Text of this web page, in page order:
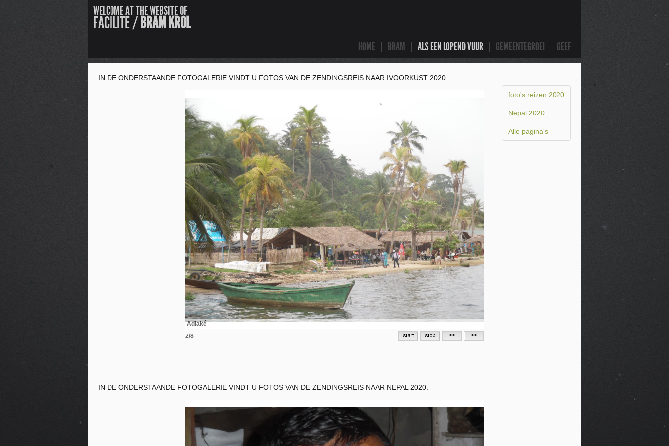
WELCOME AT THE WEBSITE OF
FACILITE / BRAM KROL
HOME BRAM ALS EEN LOPEND VUUR GEMEENTEGROEI GEEF
foto's reizen 2020
Nepal 2020
Alle pagina's
IN DE ONDERSTAANDE FOTOGALERIE VINDT U FOTOS VAN DE ZENDINGSREIS NAAR IVOORKUST 2020.
Adiaké
2/8
IN DE ONDERSTAANDE FOTOGALERIE VINDT U FOTOS VAN DE ZENDINGSREIS NAAR NEPAL 2020.